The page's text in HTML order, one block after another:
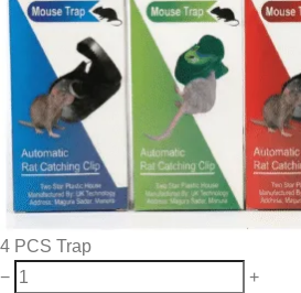
4 PCS Trap
−
+